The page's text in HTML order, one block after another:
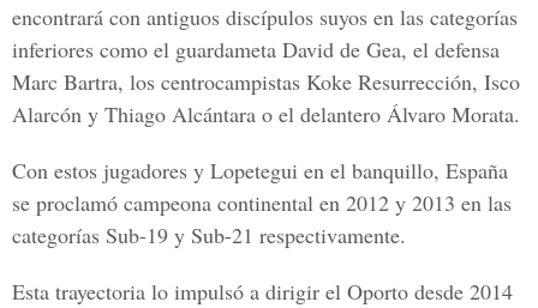
encontrará con antiguos discípulos suyos en las categorías
inferiores como el guardameta David de Gea, el defensa
Marc Bartra, los centrocampistas Koke Resurrección, Isco
Alarcón y Thiago Alcántara o el delantero Álvaro Morata.
Con estos jugadores y Lopetegui en el banquillo, España
se proclamó campeona continental en 2012 y 2013 en las
categorías Sub-19 y Sub-21 respectivamente.
Esta trayectoria lo impulsó a dirigir el Oporto desde 2014